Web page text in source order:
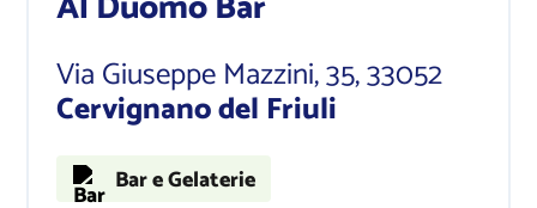
Via Giuseppe Mazzini, 35, 33052
Cervignano del Friuli
Bar e Gelaterie